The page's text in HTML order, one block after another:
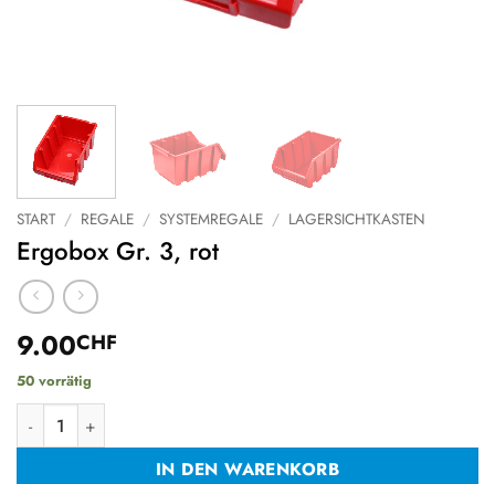
START / REGALE / SYSTEMREGALE / LAGERSICHTKASTEN
Ergobox Gr. 3, rot
9.00CHF
50 vorrätig
Ergobox Gr. 3, rot Menge
IN DEN WARENKORB